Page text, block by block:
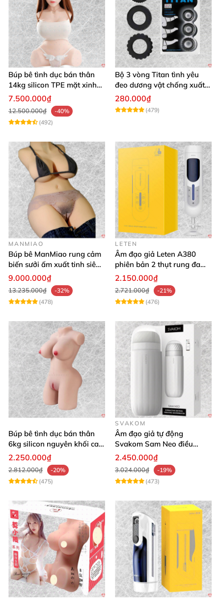
Búp bê tình dục bán thân
14kg silicon TPE mặt xinh
trắng hồng
7.500.000₫
12.500.000₫
-40%
(492)
Bộ 3 vòng Titan tình yêu
đeo dương vật chống xuất
tinh sớm chất liệu silicon y
tế
280.000₫
(479)
MANMIAO
Búp bê ManMiao rung cảm
biến sưởi ấm xuất tinh siêu
thực trải nghiệm
9.000.000₫
13.235.000₫
-32%
(478)
LETEN
Âm đạo giả Leten A380
phiên bản 2 thụt rung đa
chế độ, siêu mềm
2.150.000₫
2.721.000₫
-21%
(476)
Búp bê tình dục bán thân
6kg silicon nguyên khối cao
cấp giá rẻ
2.250.000₫
2.812.000₫
-20%
(475)
SVAKOM
Âm đạo giả tự động
Svakom Sam Neo điều
khiển qua app webcam cao
2.450.000₫
3.024.000₫
-19%
(473)